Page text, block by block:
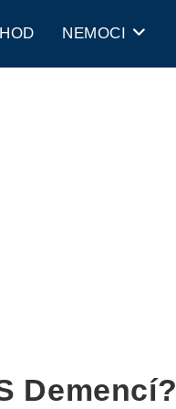
NEMOCI
Demencí?